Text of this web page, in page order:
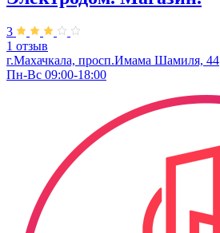
3
1 отзыв
г.Махачкала, ​просп.Имама Шамиля, 44
Пн-Вс 09:00-18:00